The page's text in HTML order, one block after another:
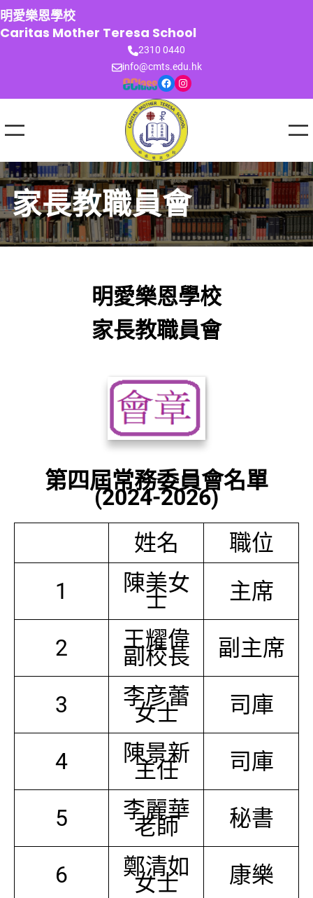
跳
至
主
明愛樂恩學校
Caritas Mother Teresa School
2310 0440
info@cmts.edu.hk
Facebook Instagram
家長教職員會
明愛樂恩學校
家長教職員會
第四屆常務委員會名單
(2024-2026)
姓名
職位
1
陳美女
士 主席
2 王耀偉
副校長 副主席
3 李彦蕾
女士 司庫
4 陳景新
主任 司庫
5 李麗華
老師 秘書
6 鄭清如
女士 康樂